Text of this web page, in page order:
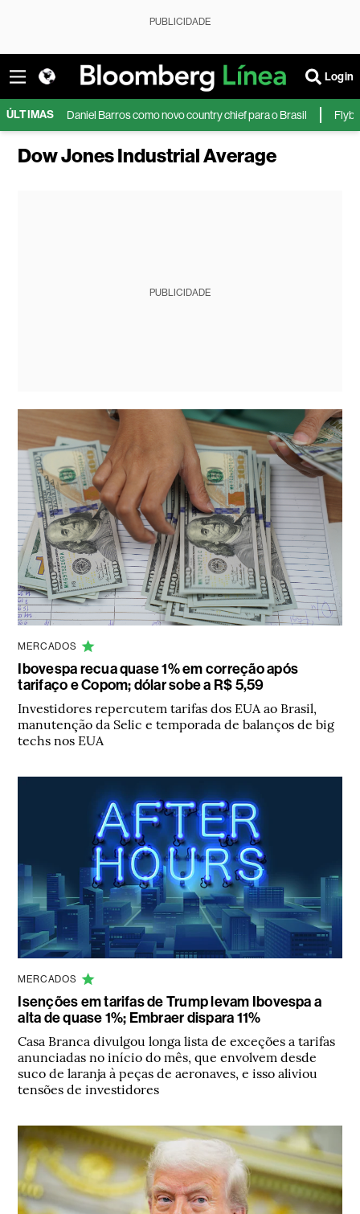
PUBLICIDADE
Login
ÚLTIMAS
Daniel Barros como novo country chief para o Brasil Flybondi reduz
Dow Jones Industrial Average
PUBLICIDADE
MERCADOS
Ibovespa recua quase 1% em correção após
tarifaço e Copom; dólar sobe a R$ 5,59
Investidores repercutem tarifas dos EUA ao Brasil,
manutenção da Selic e temporada de balanços de big
techs nos EUA
MERCADOS
Isenções em tarifas de Trump levam Ibovespa a
alta de quase 1%; Embraer dispara 11%
Casa Branca divulgou longa lista de exceções a tarifas
anunciadas no início do mês, que envolvem desde
suco de laranja à peças de aeronaves, e isso aliviou
tensões de investidores